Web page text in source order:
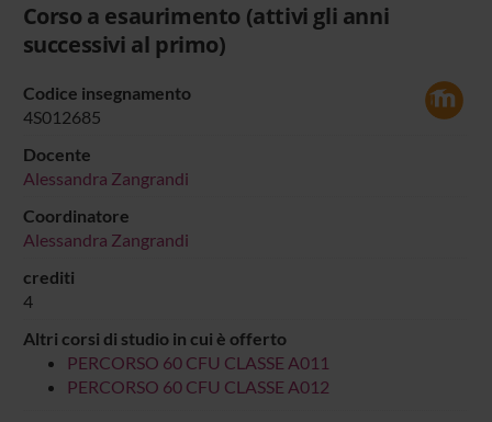
Corso a esaurimento (attivi gli anni
successivi al primo)
Codice insegnamento
4S012685
Docente
Alessandra Zangrandi
Coordinatore
Alessandra Zangrandi
crediti
4
Altri corsi di studio in cui è offerto
PERCORSO 60 CFU CLASSE A011
PERCORSO 60 CFU CLASSE A012